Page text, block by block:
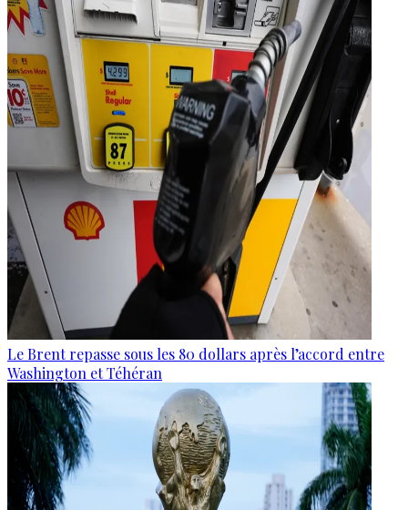
Le Brent repasse sous les 80 dollars après l’accord entre
Washington et Téhéran